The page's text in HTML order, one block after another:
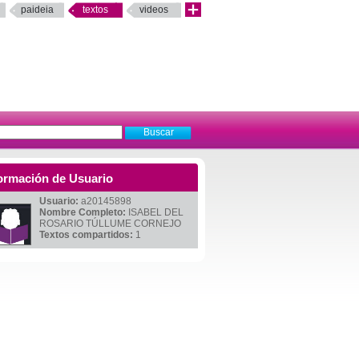
paideia textos videos
de Usuario
Usuario: a20145898
Nombre Completo: ISABEL DEL
ROSARIO TÚLLUME CORNEJO
Textos compartidos: 1